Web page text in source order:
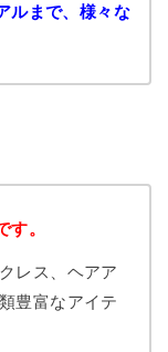
ルまで、様々な
。
レス、ヘアア
豊富なアイテ